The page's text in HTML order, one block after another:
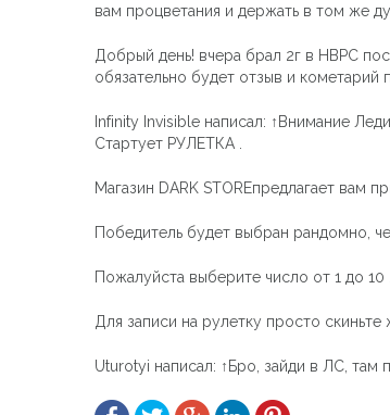
вам процветания и держать в том же
Добрый день! вчера брал 2г в НВРС
обязательно будет отзыв и кометарий
Infinity Invisible написал: ↑Внимание
Стартует РУЛЕТКА .
Магазин DARK STOREпредлагает вам
Победитель будет выбран рандомно,
Пожалуйста выберите число от 1 до 10 .
Для записи на рулетку просто
Uturotyi написал: ↑Бро, зайди в ЛС, там